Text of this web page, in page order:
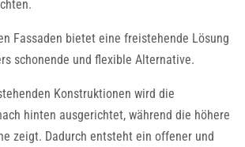
Fassaden bietet eine freistehende Lösung
schonende und flexible Alternative.
Konstruktionen wird die
hinten ausgerichtet, während die höhere
zeigt. Dadurch entsteht ein offener und